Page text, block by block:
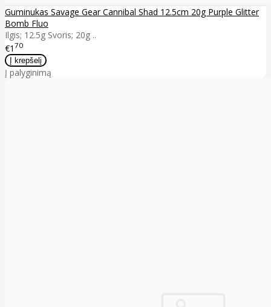
Guminukas Savage Gear Cannibal Shad 12.5cm 20g Purple Glitter
Bomb Fluo
Ilgis; 12.5g Svoris; 20g ..
€1 70
Į palyginimą